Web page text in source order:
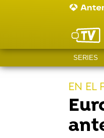
SERIES
EN EL